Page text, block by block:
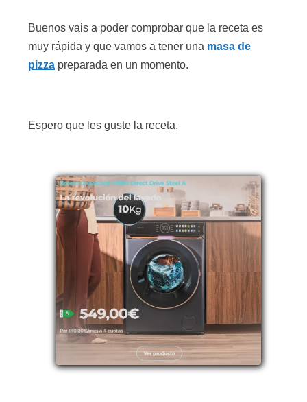
Buenos vais a poder comprobar que la receta es
muy rápida y que vamos a tener una masa de
pizza preparada en un momento.
Espero que les guste la receta.